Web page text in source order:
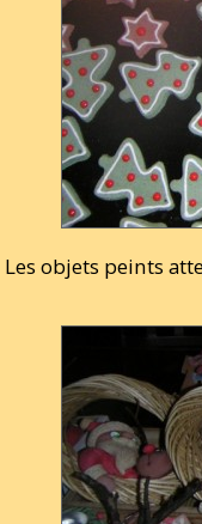
Les objets peints